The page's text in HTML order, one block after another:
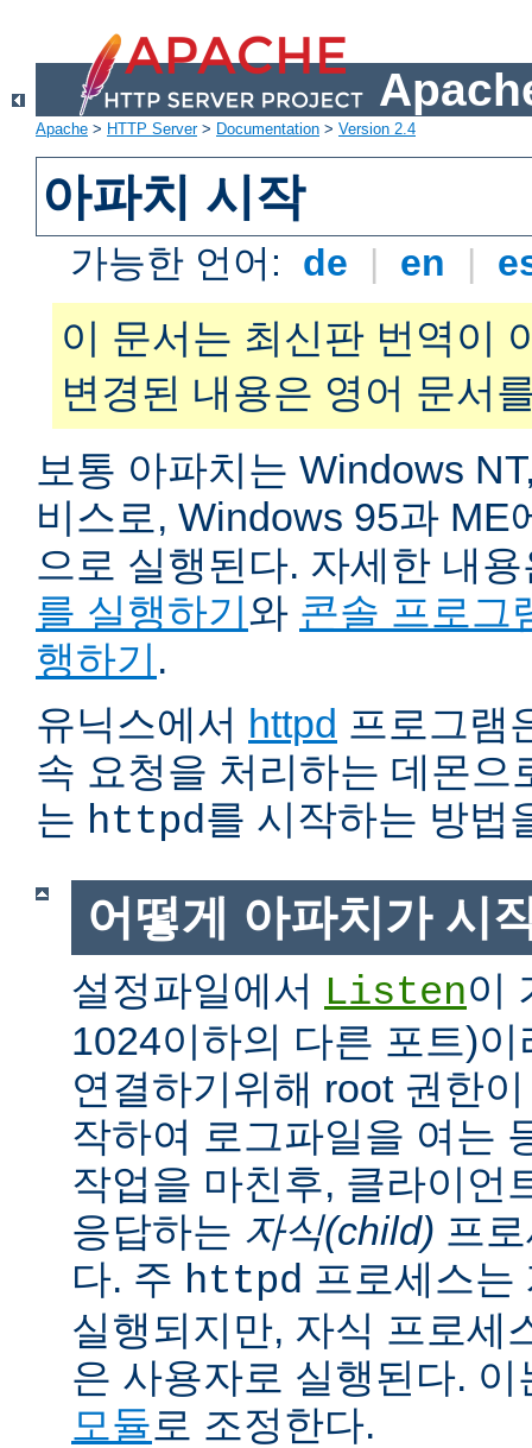
Apache > HTTP Server> Documentation > Version 2.4
아파치 시작
가능한 언어: de | en |
이 문서는 최신판 번역이
변경된 내용은 영어 문서
보통 아파치는 Windows
비스로, Windows 95과 ME
으로 실행된다. 자세한 내
를 실행하기와 콘솔 프로그
행하기 .
유닉스에서 httpd 프로그램
속 요청을 처리하는 데몬으
는 httpd를 시작하는 방법
어떻게 아파치가 시
설정파일에서 Listen이
1024이하의 다른 포트)
연결하기위해 root 권한
작하여 로그파일을 여는
작업을 마친후, 클라이언
응답하는 자식(child) 프
다. 주 httpd 프로세스는
실행되지만, 자식 프로세
은 사용자로 실행된다.
모듈 로 조정한다.